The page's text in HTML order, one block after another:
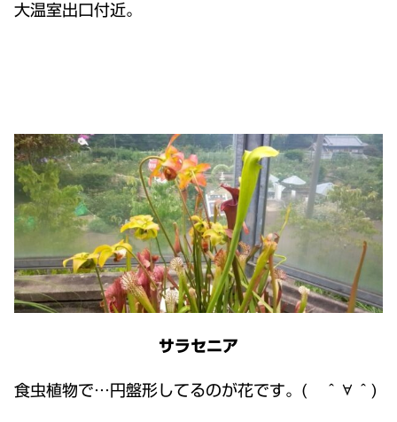
大温室出口付近。
サラセニア
食虫植物で…円盤形してるのが花です。( ＾∀＾)